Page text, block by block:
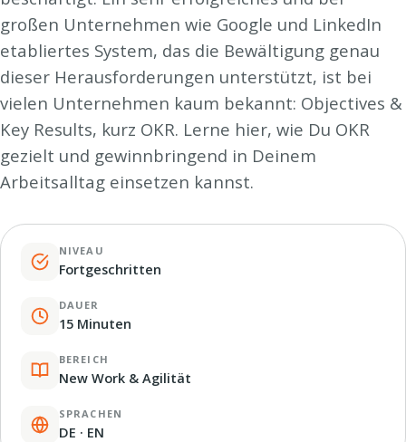
großen Unternehmen wie Google und LinkedIn
etabliertes System, das die Bewältigung genau
dieser Herausforderungen unterstützt, ist bei
vielen Unternehmen kaum bekannt: Objectives &
Key Results, kurz OKR. Lerne hier, wie Du OKR
gezielt und gewinnbringend in Deinem
Arbeitsalltag einsetzen kannst.
NIVEAU
Fortgeschritten
DAUER
15 Minuten
BEREICH
New Work & Agilität
SPRACHEN
DE · EN